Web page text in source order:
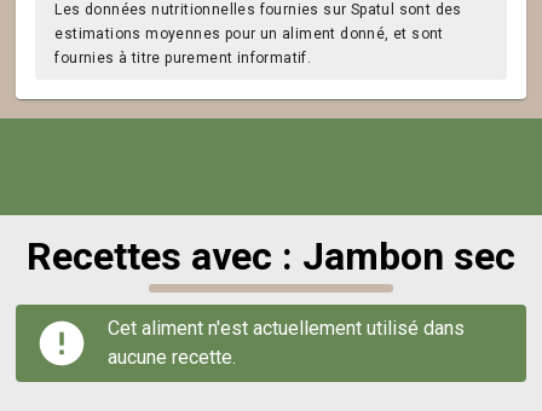
Les données nutritionnelles fournies sur Spatul sont des
estimations moyennes pour un aliment donné, et sont
fournies à titre purement informatif.
Recettes avec : Jambon sec
Cet aliment n'est actuellement utilisé dans
aucune recette.